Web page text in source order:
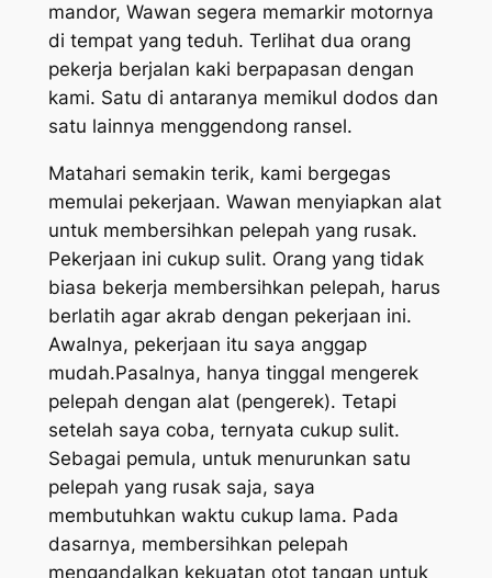
mandor, Wawan segera memarkir motornya
di tempat yang teduh. Terlihat dua orang
pekerja berjalan kaki berpapasan dengan
kami. Satu di antaranya memikul dodos dan
satu lainnya menggendong ransel.
Matahari semakin terik, kami bergegas
memulai pekerjaan. Wawan menyiapkan alat
untuk membersihkan pelepah yang rusak.
Pekerjaan ini cukup sulit. Orang yang tidak
biasa bekerja membersihkan pelepah, harus
berlatih agar akrab dengan pekerjaan ini.
Awalnya, pekerjaan itu saya anggap
mudah.Pasalnya, hanya tinggal mengerek
pelepah dengan alat (pengerek). Tetapi
setelah saya coba, ternyata cukup sulit.
Sebagai pemula, untuk menurunkan satu
pelepah yang rusak saja, saya
membutuhkan waktu cukup lama. Pada
dasarnya, membersihkan pelepah
mengandalkan kekuatan otot tangan untuk